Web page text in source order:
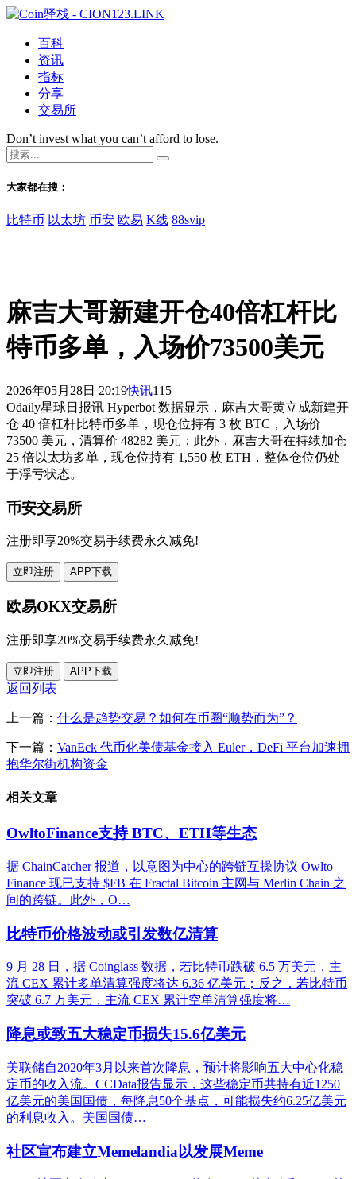
百科
资讯
指标
分享
交易所
Don’t invest what you can’t afford to lose.
大家都在搜：
比特币 以太坊 币安 欧易 K线 88svip
麻吉大哥新建开仓40倍杠杆比
特币多单，入场价73500美元
2026年05月28日 20:19快讯115
Odaily星球日报讯 Hyperbot 数据显示，麻吉大哥黄立成新建开
仓 40 倍杠杆比特币多单，现仓位持有 3 枚 BTC，入场价
73500 美元，清算价 48282 美元；此外，麻吉大哥在持续加仓
25 倍以太坊多单，现仓位持有 1,550 枚 ETH，整体仓位仍处
于浮亏状态。
币安交易所
注册即享20%交易手续费永久减免!
立即注册 APP下载
欧易OKX交易所
注册即享20%交易手续费永久减免!
立即注册 APP下载
返回列表
上一篇： 什么是趋势交易？如何在币圈“顺势而为”？
下一篇： VanEck 代币化美债基金接入 Euler，DeFi 平台加速拥
抱华尔街机构资金
相关文章
OwltoFinance支持 BTC、ETH等生态
据 ChainCatcher 报道，以意图为中心的跨链互操协议 Owlto
Finance 现已支持 $FB 在 Fractal Bitcoin 主网与 Merlin Chain 之
间的跨链。此外，O…
比特币价格波动或引发数亿清算
9 月 28 日，据 Coinglass 数据，若比特币跌破 6.5 万美元，主
流 CEX 累计多单清算强度将达 6.36 亿美元；反之，若比特币
突破 6.7 万美元，主流 CEX 累计空单清算强度将…
降息或致五大稳定币损失15.6亿美元
美联储自2020年3月以来首次降息，预计将影响五大中心化稳
定币的收入流。CCData报告显示，这些稳定币共持有近1250
亿美元的美国国债，每降息50个基点，可能损失约6.25亿美元
的利息收入。美国国债…
社区宣布建立Memelandia以发展Meme